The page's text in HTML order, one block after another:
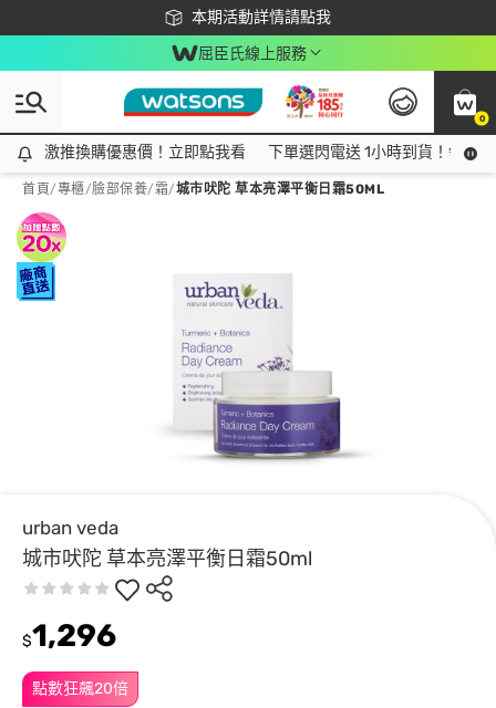
本期活動詳情請點我
下載app最高回饋$350
屈臣氏線上服務
0
激推換購優惠價！立即點我看
激推換購優惠價！立即點我看 下單選閃電送 1小時到貨！領神
首頁/專櫃/臉部保養/霜/城市吠陀 草本亮澤平衡日霜50ML
urban veda
城市吠陀 草本亮澤平衡日霜50ml
點數狂飆20倍
$1,296